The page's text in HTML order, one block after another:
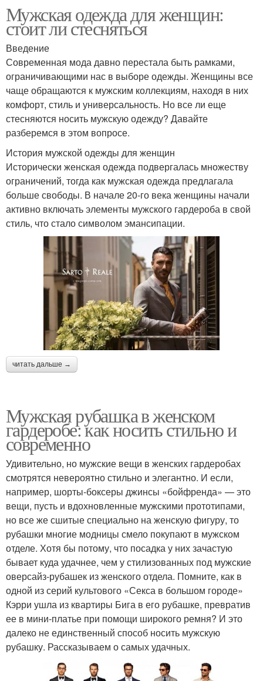
Мужская одежда для женщин:
стоит ли стесняться
Введение
Современная мода давно перестала быть рамками,
ограничивающими нас в выборе одежды. Женщины все
чаще обращаются к мужским коллекциям, находя в них
комфорт, стиль и универсальность. Но все ли еще
стесняются носить мужскую одежду? Давайте
разберемся в этом вопросе.
История мужской одежды для женщин
Исторически женская одежда подвергалась множеству
ограничений, тогда как мужская одежда предлагала
больше свободы. В начале 20-го века женщины начали
активно включать элементы мужского гардероба в свой
стиль, что стало символом эмансипации.
читать дальше →
Мужская рубашка в женском
гардеробе: как носить стильно и
современно
Удивительно, но мужские вещи в женских гардеробах
смотрятся невероятно стильно и элегантно. И если,
например, шорты-боксеры джинсы «бойфренда» — это
вещи, пусть и вдохновленные мужскими прототипами,
но все же сшитые специально на женскую фигуру, то
рубашки многие модницы смело покупают в мужском
отделе. Хотя бы потому, что посадка у них зачастую
бывает куда удачнее, чем у стилизованных под мужские
оверсайз-рубашек из женского отдела. Помните, как в
одной из серий культового «Секса в большом городе»
Кэрри ушла из квартиры Бига в его рубашке, превратив
ее в мини-платье при помощи широкого ремня? И это
далеко не единственный способ носить мужскую
рубашку. Рассказываем о самых удачных.